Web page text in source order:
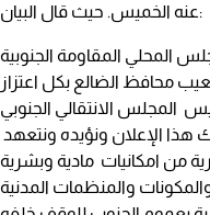
عنه الخميس. حيث قال البيان:
المحلي المقاومة الجنوبية
محافظ الضالع بكل اعتزاز
المجلس الانتقالي الجنوبي
هذا الإعلان ونؤيده ونتعهد
من امكانيات مادية وبشرية
والمنظمات المدنية